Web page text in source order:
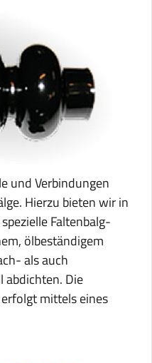
und Verbindungen
Hierzu bieten wir in
Faltenbalg-
ölbeständigem
als auch
abdichten. Die
mittels eines